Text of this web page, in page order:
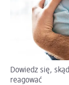
Dowiedz się,
reagować